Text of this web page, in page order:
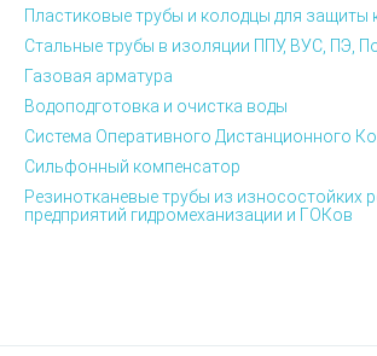
Пластиковые трубы и колодцы для защиты
Стальные трубы в изоляции ППУ, ВУС, ПЭ,
Газовая арматура
Водоподготовка и очистка воды
Система Оперативного Дистанционного
Сильфонный компенсатор
Резинотканевые трубы из износостойких
предприятий гидромеханизации и ГОКов